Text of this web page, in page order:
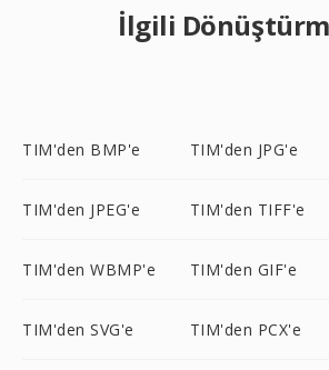
İlgili
TIM'den BMP'e TIM'den JPG'e
TIM'den JPEG'e TIM'den TIFF'e
TIM'den WBMP'e TIM'den GIF'e
TIM'den SVG'e TIM'den PCX'e